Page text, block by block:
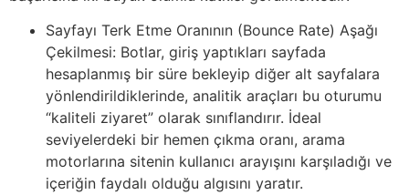
Sayfayı Terk Etme Oranının (Bounce Rate) Aşağı
Çekilmesi: Botlar, giriş yaptıkları sayfada
hesaplanmış bir süre bekleyip diğer alt sayfalara
yönlendirildiklerinde, analitik araçları bu oturumu
“kaliteli ziyaret” olarak sınıflandırır. İdeal
seviyelerdeki bir hemen çıkma oranı, arama
motorlarına sitenin kullanıcı arayışını karşıladığı ve
içeriğin faydalı olduğu algısını yaratır.